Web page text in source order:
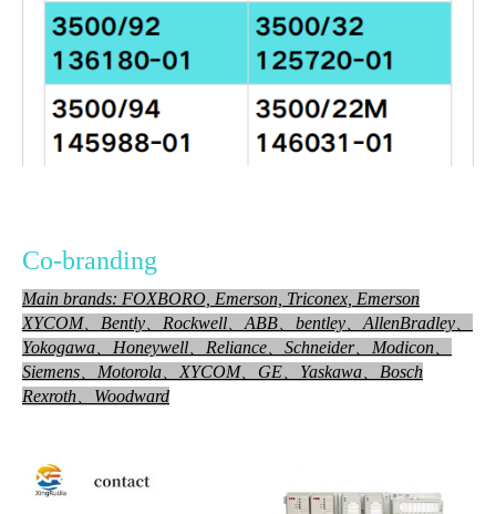
Co-branding
Main brands: FOXBORO, Emerson, Triconex, Emerson
XYCOM、Bently、Rockwell、ABB、bentley、AllenBradley、
Yokogawa、Honeywell、 Reliance、Schneider、Modicon、
Siemens、Motorola、XYCOM、GE、Yaskawa、Bosch
Rexroth、Woodward